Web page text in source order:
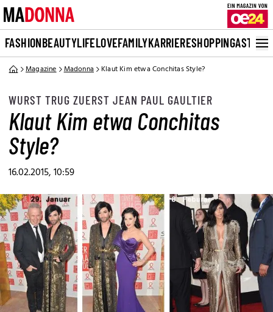
FASHIONBEAUTYLIFELOVEFAMILYKARRIERESHOPPINGASTRO
Magazine Madonna Klaut Kim etwa Conchitas Style?
WURST TRUG ZUERST JEAN PAUL GAULTIER
Klaut Kim etwa Conchitas
Style?
16.02.2015, 10:59